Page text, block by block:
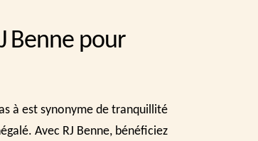
Benne pour
à est synonyme de tranquillité
Avec RJ Benne, bénéficiez